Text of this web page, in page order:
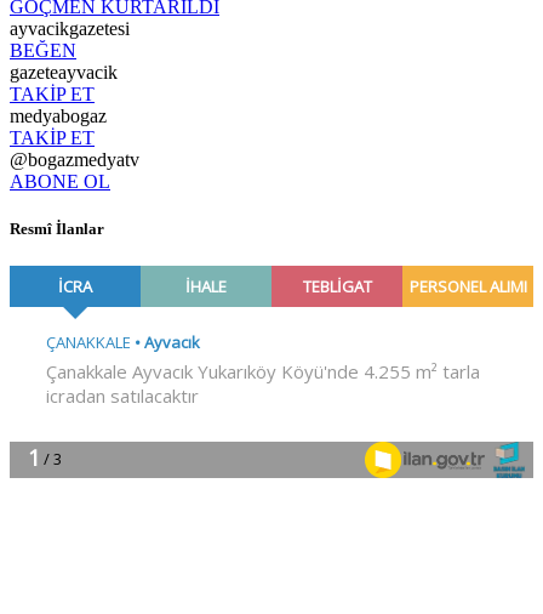
GÖÇMEN KURTARILDI
ayvacikgazetesi
BEĞEN
gazeteayvacik
TAKİP ET
medyabogaz
TAKİP ET
@bogazmedyatv
ABONE OL
Resmî İlanlar